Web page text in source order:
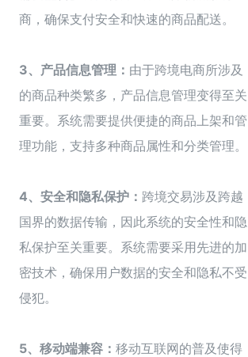
商，确保支付安全和快速的商品配送。
3、产品信息管理： 由于跨境电商所涉及
的商品种类繁多，产品信息管理变得至关
重要。系统需要提供便捷的商品上架和管
理功能，支持多种商品属性和分类管理。
4、安全和隐私保护： 跨境交易涉及跨越
国界的数据传输，因此系统的安全性和隐
私保护至关重要。系统需要采用先进的加
密技术，确保用户数据的安全和隐私不受
侵犯。
5、移动端兼容： 移动互联网的普及使得